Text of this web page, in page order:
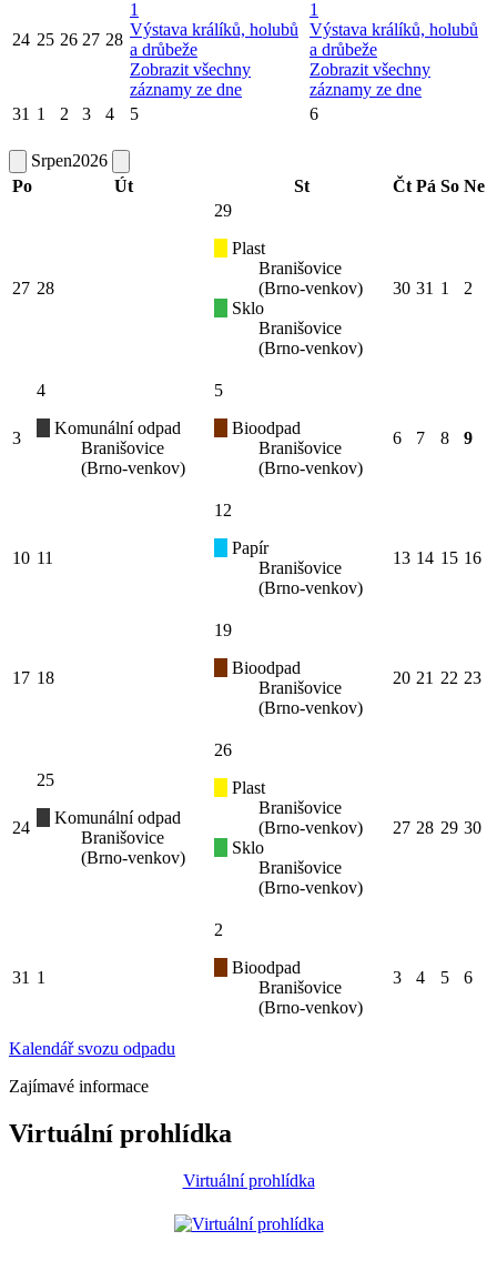
24 25 26 27 28
1
Výstava králíků, holubů
a drůbeže
Zobrazit všechny
záznamy ze dne
1
Výstava králíků, holubů
a drůbeže
Zobrazit všechny
záznamy ze dne
31 1 2 3 4 5 6
Srpen2026
Po
Út St Čt Pá So Ne
27 28
29
Plast
Branišovice
(Brno-venkov)
Sklo
Branišovice
(Brno-venkov)
30 31 1 2
3
4
Komunální odpad
Branišovice
(Brno-venkov)
5
Bioodpad
Branišovice
(Brno-venkov)
6 7 8 9
10 11
12
Papír
Branišovice
(Brno-venkov)
13 14 15 16
17 18
19
Bioodpad
Branišovice
(Brno-venkov)
20 21 22 23
24
25
Komunální odpad
Branišovice
(Brno-venkov)
26
Plast
Branišovice
(Brno-venkov)
Sklo
Branišovice
(Brno-venkov)
27 28 29 30
31 1
2
Bioodpad
Branišovice
(Brno-venkov)
3 4 5 6
Kalendář svozu odpadu
Zajímavé informace
Virtuální prohlídka
Virtuální prohlídka